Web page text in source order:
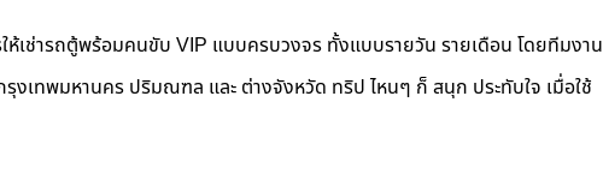
ให้เช่ารถตู้พร้อมคนขับ VIP แบบครบวงจร ทั้งแบบรายวัน รายเดือน โดยทีมงาน
งเทพมหานคร ปริมณฑล และ ต่างจังหวัด ทริป ไหนๆ ก็ สนุก ประทับใจ เมื่อใช้